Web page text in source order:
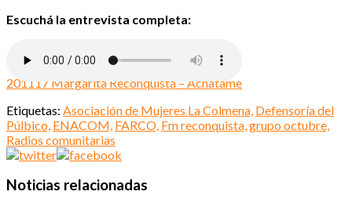
Escuchá la entrevista completa:
201117 Margarita Reconquista – Achatame
Etiquetas: Asociación de Mujeres La Colmena, Defensoría del
Púlbico, ENACOM, FARCO, Fm reconquista, grupo octubre,
Radios comunitarias
Noticias relacionadas